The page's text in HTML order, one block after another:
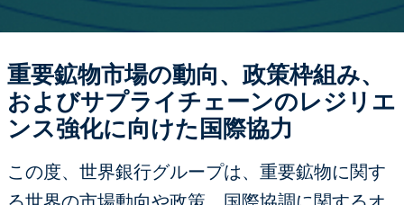
重要鉱物市場の動向、政策枠組み、
およびサプライチェーンのレジリエ
ンス強化に向けた国際協力
この度、世界銀行グループは、重要鉱物に関す
る世界の市場動向や政策、国際協調に関するオ